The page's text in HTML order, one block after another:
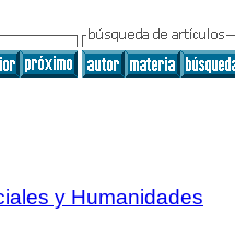
y Humanidades